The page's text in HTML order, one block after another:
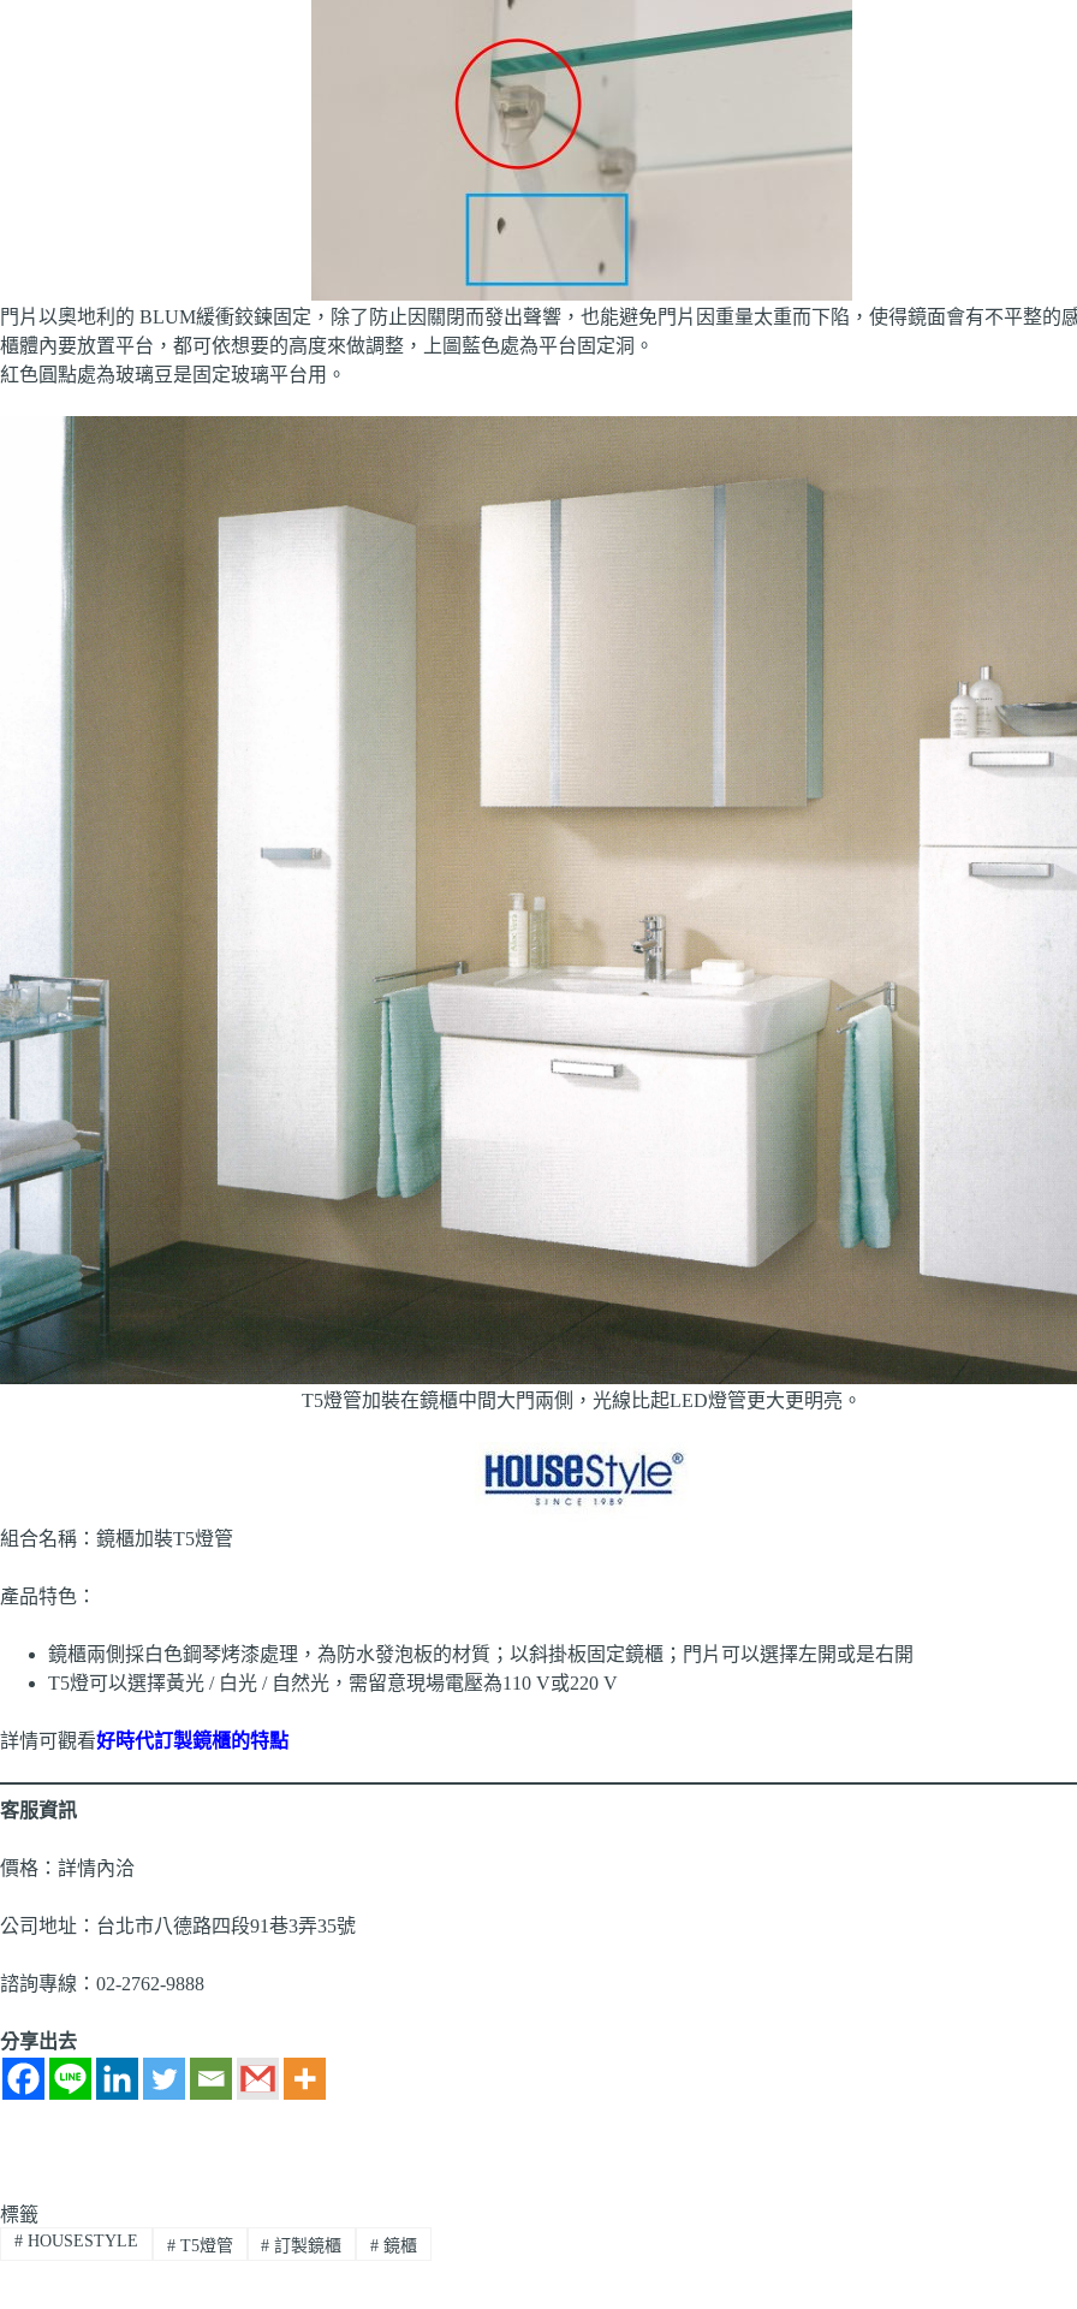
門片以奧地利的 BLUM緩衝鉸鍊固定，除了防止因關閉而發出聲響，也能避免門片因重量太重而下陷，使得鏡面會有不平整的
櫃體內要放置平台，都可依想要的高度來做調整，上圖藍色處為平台固定洞。
紅色圓點處為玻璃豆是固定玻璃平台用。
T5燈管加裝在鏡櫃中間大門兩側，光線比起LED燈管更大更明亮。
組合名稱：鏡櫃加裝T5燈管
產品特色：
鏡櫃兩側採白色鋼琴烤漆處理，為防水發泡板的材質；以斜掛板固定鏡櫃；門片可以選擇左開或是右開
T5燈可以選擇黃光 / 白光 / 自然光，需留意現場電壓為110 V或220 V
詳情可觀看好時代訂製鏡櫃的特點
客服資訊
價格：詳情內洽
公司地址：台北市八德路四段91巷3弄35號
諮詢專線：02-2762-9888
分享出去
標籤
#HOUSESTYLE #T5燈管 # 訂製鏡櫃 # 鏡櫃